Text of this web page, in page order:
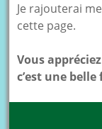
Je rajouterai
cette page.
Vous
c’est une belle